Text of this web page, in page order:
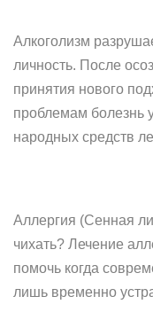
Алкоголизм
личность. После
принятия нового
проблемам болезнь
народных средств
Аллергия (Сенная
чихать? Лечение
помочь когда
лишь временно